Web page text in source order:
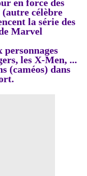
en force des
célèbre
la série des
Marvel
les X-Men, ...
(caméos) dans